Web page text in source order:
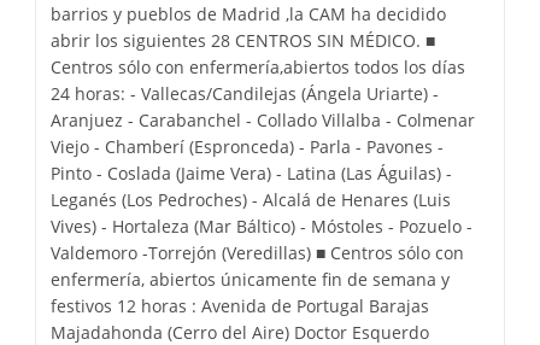
barrios y pueblos de Madrid ,la CAM ha decidido
abrir los siguientes 28 CENTROS SIN MÉDICO. ■
Centros sólo con enfermería,abiertos todos los días
24 horas: - Vallecas/Candilejas (Ángela Uriarte) -
Aranjuez - Carabanchel - Collado Villalba - Colmenar
Viejo - Chamberí (Espronceda) - Parla - Pavones -
Pinto - Coslada (Jaime Vera) - Latina (Las Águilas) -
Leganés (Los Pedroches) - Alcalá de Henares (Luis
Vives) - Hortaleza (Mar Báltico) - Móstoles - Pozuelo -
Valdemoro -Torrejón (Veredillas) ■ Centros sólo con
enfermería, abiertos únicamente fin de semana y
festivos 12 horas : Avenida de Portugal Barajas
Majadahonda (Cerro del Aire) Doctor Esquerdo